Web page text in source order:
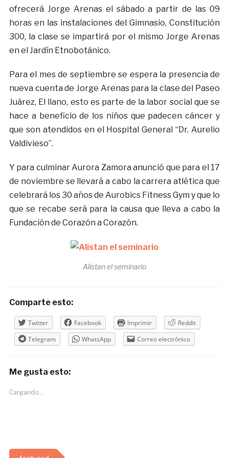
ofrecerá Jorge Arenas el sábado a partir de las 09
horas en las instalaciones del Gimnasio, Constitución
300, la clase se impartirá por el mismo Jorge Arenas
en el Jardín Etnobotánico.
Para el mes de septiembre se espera la presencia de
nueva cuenta de Jorge Arenas para la clase del Paseo
Juárez, El llano, esto es parte de la labor social que se
hace a beneficio de los niños que padecen cáncer y
que son atendidos en el Hospital General “Dr. Aurelio
Valdivieso”.
Y para culminar Aurora Zamora anunció que para el 17
de noviembre se llevará a cabo la carrera atlética que
celebrará los 30 años de Aurobics Fitness Gym y que lo
que se recabe será para la causa que lleva a cabo la
Fundación de Corazón a Corazón.
Alistan el seminario
Comparte esto:
Twitter Facebook Imprimir
Reddit
Telegram
WhatsApp Correo electrónico
Me gusta esto:
Cargando...